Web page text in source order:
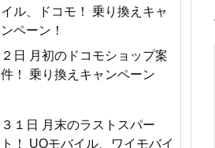
イル、ドコモ！ 乗り換えキャ
ンペーン！
２日 月初のドコモショップ案
件！ 乗り換えキャンペーン
３１日 月末のラストスパー
ト！ UQモバイル、ワイモバイ